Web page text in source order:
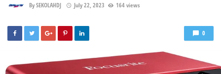
BySEKOLAHDJ July 22, 2023 164 views
0